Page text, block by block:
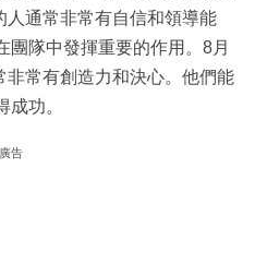
通常非常有自信和領導能
團隊中發揮重要的作用。8月
常有創造力和決心。他們能
功。
廣告